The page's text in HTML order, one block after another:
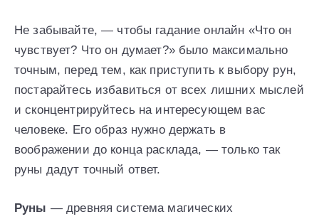
Не забывайте, — чтобы гадание онлайн «Что он
чувствует? Что он думает?» было максимально
точным, перед тем, как приступить к выбору рун,
постарайтесь избавиться от всех лишних мыслей
и сконцентрируйтесь на интересующем вас
человеке. Его образ нужно держать в
воображении до конца расклада, — только так
руны дадут точный ответ.
Руны — древняя система магических